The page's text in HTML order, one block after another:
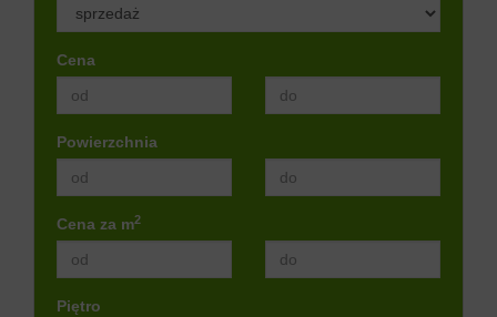
Cena
Powierzchnia
Cena za m2
Piętro